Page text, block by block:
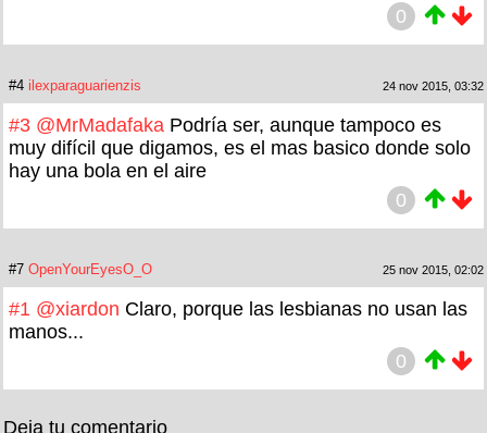
0
#4 ilexparaguarienzis 24 nov 2015, 03:32
#3 @MrMadafaka Podría ser, aunque tampoco es
muy difícil que digamos, es el mas basico donde solo
hay una bola en el aire
0
#7 OpenYourEyesO_O 25 nov 2015, 02:02
#1 @xiardon Claro, porque las lesbianas no usan las
manos...
0
Deja tu comentario